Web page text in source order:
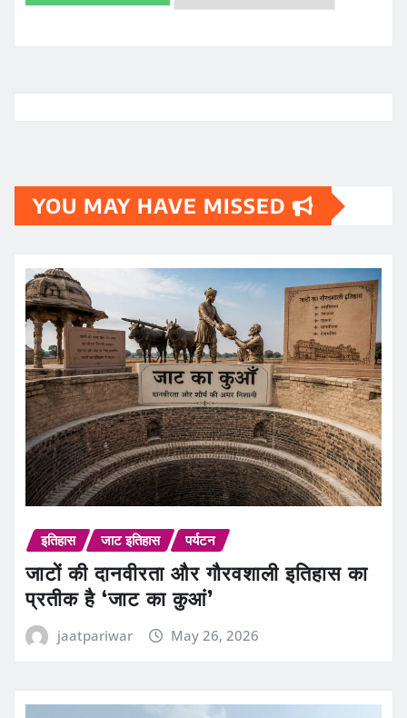
YOU MAY HAVE MISSED
इतिहास जाट इतिहास पर्यटन
जाटों की दानवीरता और गौरवशाली इतिहास का
प्रतीक है ‘जाट का कुआं’
jaatpariwar May 26, 2026